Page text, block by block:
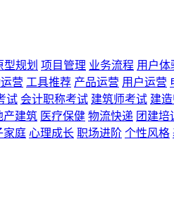
型规划 项目管理 业务流程 用户体
营 工具推荐 产品运营 用户运营
试 会计职称考试 建筑师考试 建
产建筑 医疗保健 物流快递 团建培
家庭 心理成长 职场进阶 个性风格